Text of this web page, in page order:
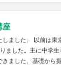
座
ました。 以前は東
ました。主に中学生
ました。基礎から